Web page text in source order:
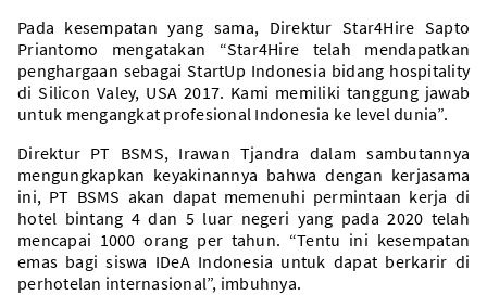
Pada kesempatan yang sama, Direktur Star4Hire Sapto
Priantomo mengatakan “Star4Hire telah mendapatkan
penghargaan sebagai StartUp Indonesia bidang hospitality
di Silicon Valey, USA 2017. Kami memiliki tanggung jawab
untuk mengangkat profesional Indonesia ke level dunia”.
Direktur PT BSMS, Irawan Tjandra dalam sambutannya
mengungkapkan keyakinannya bahwa dengan kerjasama
ini, PT BSMS akan dapat memenuhi permintaan kerja di
hotel bintang 4 dan 5 luar negeri yang pada 2020 telah
mencapai 1000 orang per tahun. “Tentu ini kesempatan
emas bagi siswa IDeA Indonesia untuk dapat berkarir di
perhotelan internasional”, imbuhnya.